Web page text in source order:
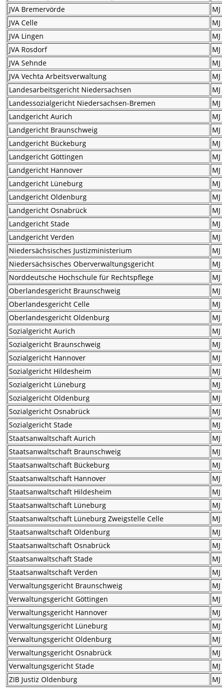
JVA Bremervörde
MJ
JVA Celle
MJ
JVA Lingen
MJ
JVA Rosdorf
MJ
JVA Sehnde
MJ
JVA Vechta Arbeitsverwaltung
MJ
Landesarbeitsgericht Niedersachsen
MJ
Landessozialgericht Niedersachsen-Bremen
MJ
Landgericht Aurich
MJ
Landgericht Braunschweig
MJ
Landgericht Bückeburg
MJ
Landgericht Göttingen
MJ
Landgericht Hannover
MJ
Landgericht Lüneburg
MJ
Landgericht Oldenburg
MJ
Landgericht Osnabrück
MJ
Landgericht Stade
MJ
Landgericht Verden
MJ
Niedersächsisches Justizministerium
MJ
Niedersächsisches Oberverwaltungsgericht
MJ
Norddeutsche Hochschule für Rechtspflege
MJ
Oberlandesgericht Braunschweig
MJ
Oberlandesgericht Celle
MJ
Oberlandesgericht Oldenburg
MJ
Sozialgericht Aurich
MJ
Sozialgericht Braunschweig
MJ
Sozialgericht Hannover
MJ
Sozialgericht Hildesheim
MJ
Sozialgericht Lüneburg
MJ
Sozialgericht Oldenburg
MJ
Sozialgericht Osnabrück
MJ
Sozialgericht Stade
MJ
Staatsanwaltschaft Aurich
MJ
Staatsanwaltschaft Braunschweig
MJ
Staatsanwaltschaft Bückeburg
MJ
Staatsanwaltschaft Hannover
MJ
Staatsanwaltschaft Hildesheim
MJ
Staatsanwaltschaft Lüneburg
MJ
Staatsanwaltschaft Lüneburg Zweigstelle Celle
MJ
Staatsanwaltschaft Oldenburg
MJ
Staatsanwaltschaft Osnabrück
MJ
Staatsanwaltschaft Stade
MJ
Staatsanwaltschaft Verden
MJ
Verwaltungsgericht Braunschweig
MJ
Verwaltungsgericht Göttingen
MJ
Verwaltungsgericht Hannover
MJ
Verwaltungsgericht Lüneburg
MJ
Verwaltungsgericht Oldenburg
MJ
Verwaltungsgericht Osnabrück
MJ
Verwaltungsgericht Stade
MJ
ZIB Justiz Oldenburg
MJ